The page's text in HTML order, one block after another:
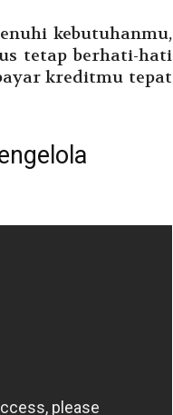
kebutuhanmu,
tetap berhati-hati
kreditmu tepat